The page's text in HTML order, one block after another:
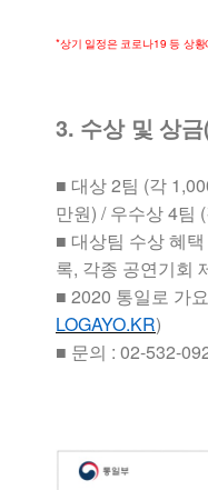
*상기 일정은 코로나19 등 상
3. 수상 및 상
■ 대상 2팀 (각
만원) / 우수상 4팀
■ 대상팀 수상 혜
록, 각종 공연기회
■ 2020 통일로 가
LOGAYO.KR)
■ 문의 : 02-532-